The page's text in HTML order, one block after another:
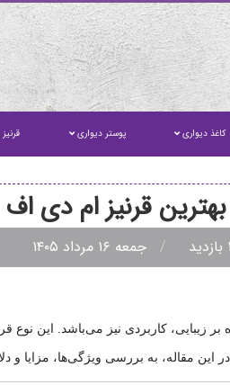
کاغذ دیواری پوستر دیواری
بهترین قرنیز ام دی اف
جمعه ۱۶ مرداد ۱۴۰۵
کاربردی نیز می‌باشد. این نوع
مقاله، به بررسی ویژگی‌ها، مزایا و